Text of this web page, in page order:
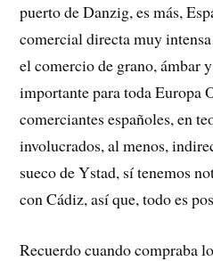
puerto de Danzig, es más,
comercial directa muy
el comercio de grano, ámbar
importante para toda Europa
comerciantes españoles, en
involucrados, al menos,
sueco de Ystad, sí tenemos
con Cádiz, así que, todo es
Recuerdo cuando compraba